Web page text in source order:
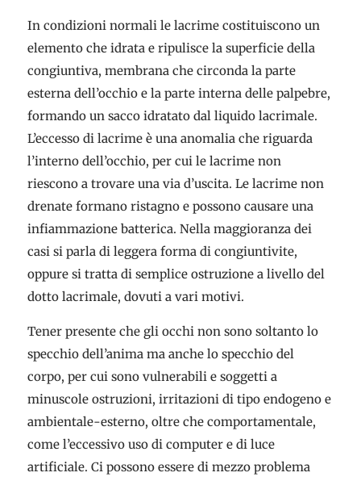
In condizioni normali le lacrime costituiscono un
elemento che idrata e ripulisce la superficie della
congiuntiva, membrana che circonda la parte
esterna dell’occhio e la parte interna delle palpebre,
formando un sacco idratato dal liquido lacrimale.
L’eccesso di lacrime è una anomalia che riguarda
l’interno dell’occhio, per cui le lacrime non
riescono a trovare una via d’uscita. Le lacrime non
drenate formano ristagno e possono causare una
infiammazione batterica. Nella maggioranza dei
casi si parla di leggera forma di congiuntivite,
oppure si tratta di semplice ostruzione a livello del
dotto lacrimale, dovuti a vari motivi.
Tener presente che gli occhi non sono soltanto lo
specchio dell’anima ma anche lo specchio del
corpo, per cui sono vulnerabili e soggetti a
minuscole ostruzioni, irritazioni di tipo endogeno e
ambientale-esterno, oltre che comportamentale,
come l’eccessivo uso di computer e di luce
artificiale. Ci possono essere di mezzo problema